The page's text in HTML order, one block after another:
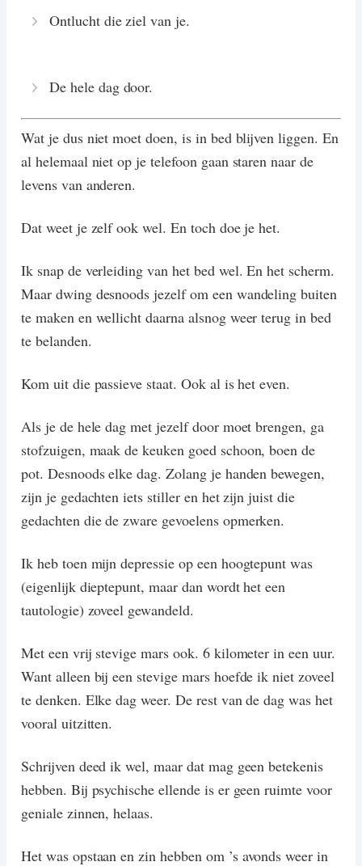
Ontlucht die ziel van je.
De hele dag door.
Wat je dus niet moet doen, is in bed blijven liggen. En
al helemaal niet op je telefoon gaan staren naar de
levens van anderen.
Dat weet je zelf ook wel. En toch doe je het.
Ik snap de verleiding van het bed wel. En het scherm.
Maar dwing desnoods jezelf om een wandeling buiten
te maken en wellicht daarna alsnog weer terug in bed
te belanden.
Kom uit die passieve staat. Ook al is het even.
Als je de hele dag met jezelf door moet brengen, ga
stofzuigen, maak de keuken goed schoon, boen de
pot. Desnoods elke dag. Zolang je handen bewegen,
zijn je gedachten iets stiller en het zijn juist die
gedachten die de zware gevoelens opmerken.
Ik heb toen mijn depressie op een hoogtepunt was
(eigenlijk dieptepunt, maar dan wordt het een
tautologie) zoveel gewandeld.
Met een vrij stevige mars ook. 6 kilometer in een uur.
Want alleen bij een stevige mars hoefde ik niet zoveel
te denken. Elke dag weer. De rest van de dag was het
vooral uitzitten.
Schrijven deed ik wel, maar dat mag geen betekenis
hebben. Bij psychische ellende is er geen ruimte voor
geniale zinnen, helaas.
Het was opstaan en zin hebben om ’s avonds weer in